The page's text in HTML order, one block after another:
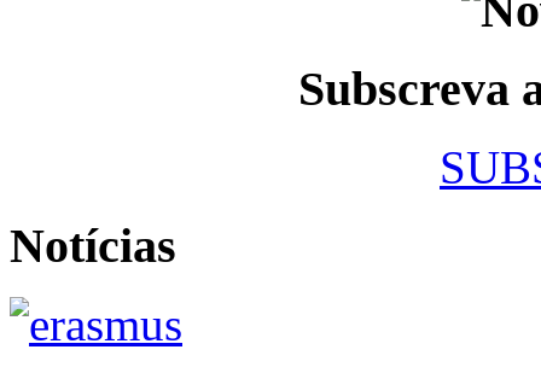
Subscreva
Notícias